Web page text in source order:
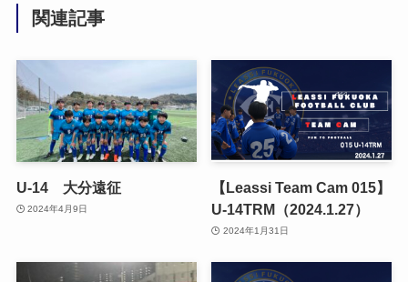
関連記事
U-14 大分遠征
2024年4月9日
【Leassi Team Cam 015】
U-14TRM（2024.1.27）
2024年1月31日